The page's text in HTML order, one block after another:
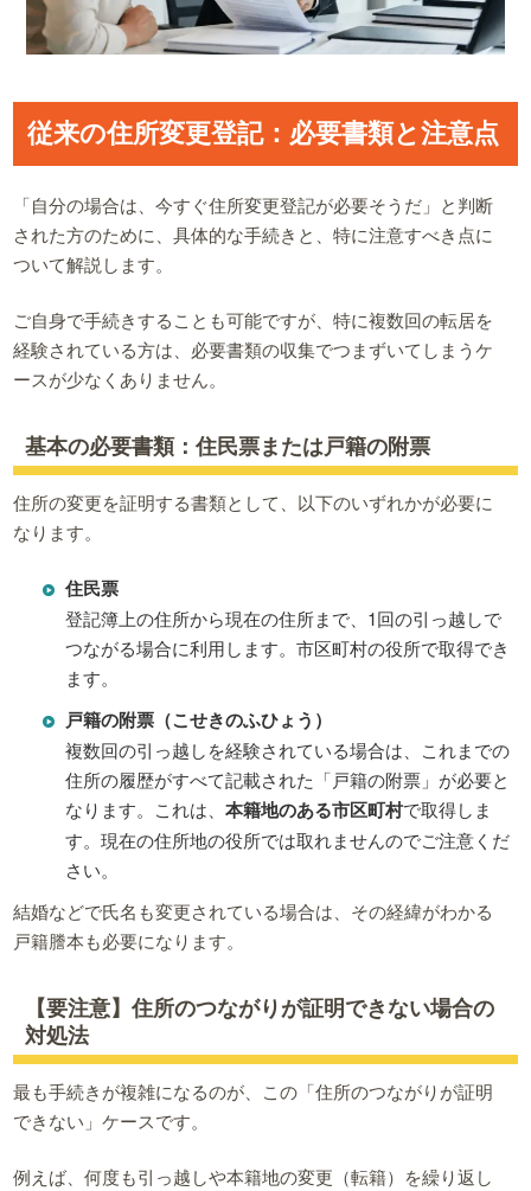
従来の住所変更登記：必要書類と注意点
「自分の場合は、今すぐ住所変更登記が必要そうだ」と判断
された方のために、具体的な手続きと、特に注意すべき点に
ついて解説します。
ご自身で手続きすることも可能ですが、特に複数回の転居を
経験されている方は、必要書類の収集でつまずいてしまうケ
ースが少なくありません。
基本の必要書類：住民票または戸籍の附票
住所の変更を証明する書類として、以下のいずれかが必要に
なります。
住民票
登記簿上の住所から現在の住所まで、1回の引っ越しで
つながる場合に利用します。市区町村の役所で取得でき
ます。
戸籍の附票（こせきのふひょう）
複数回の引っ越しを経験されている場合は、これまでの
住所の履歴がすべて記載された「戸籍の附票」が必要と
なります。これは、本籍地のある市区町村で取得しま
す。現在の住所地の役所では取れませんのでご注意くだ
さい。
結婚などで氏名も変更されている場合は、その経緯がわかる
戸籍謄本も必要になります。
【要注意】住所のつながりが証明できない場合の
対処法
最も手続きが複雑になるのが、この「住所のつながりが証明
できない」ケースです。
例えば、何度も引っ越しや本籍地の変更（転籍）を繰り返し